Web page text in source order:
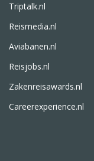
Triptalk.nl
Reismedia.nl
Aviabanen.nl
Reisjobs.nl
Zakenreisawards.nl
Careerexperience.nl